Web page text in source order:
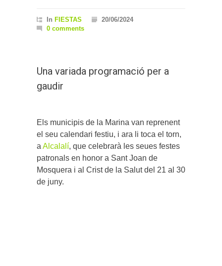
In FIESTAS
20/06/2024
0 comments
Una variada programació per a
gaudir
Els municipis de la Marina van reprenent
el seu calendari festiu, i ara li toca el torn,
a Alcalalí, que celebrarà les seues festes
patronals en honor a Sant Joan de
Mosquera i al Crist de la Salut del 21 al 30
de juny.